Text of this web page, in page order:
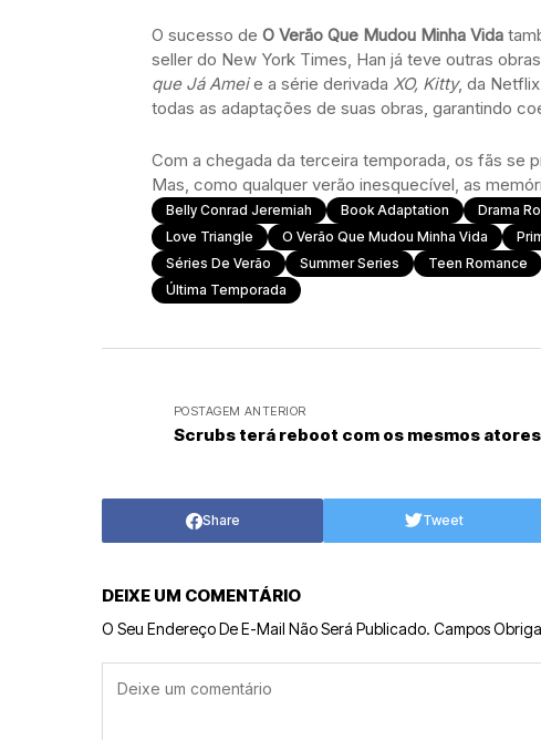
O sucesso de O Verão Que Mudou Minha Vida
seller do New York Times, Han já teve outras
que Já Ameie a série derivada XO, Kitty, da
todas as adaptações de suas obras, garantindo
Com a chegada da terceira temporada, os fãs se
Mas, como qualquer verão inesquecível, as
Belly Conrad Jeremiah Book Adaptation Drama
Love Triangle
O Verão Que Mudou Minha Vida
Séries De Verão
Summer Series Teen Romance
Última Temporada
POSTAGEM ANTERIOR
Scrubs terá reboot com os mesmos atores
Share Tweet
DEIXE UM COMENTÁRIO
O Seu Endereço De E-Mail Não Será Publicado. Campos